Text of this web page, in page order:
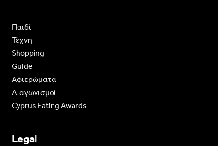
Παιδί
Τέχνη
Shopping
Guide
Aφιερώματα
Διαγωνισμοί
Cyprus Eating Awards
Legal